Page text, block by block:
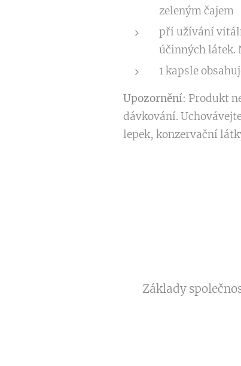
zeleným čajem
při užívání
účinných látek.
1 kapsle
Upozornění: Produkt
dávkování.
lepek, konzervační
Základy